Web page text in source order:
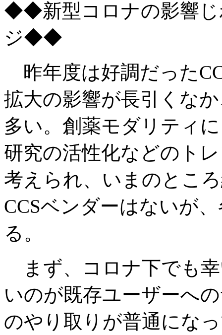
◆◆新型コロナの影響じ
ジ◆◆
昨年度は好調だった
拡大の影響が長引くな
多い。創薬モダリティ
研究の活性化などのト
考えられ、いまのとこ
CCSベンダーはないが
る。
まず、コロナ下でも
いのが既存ユーザーへ
のやり取りが普通にな